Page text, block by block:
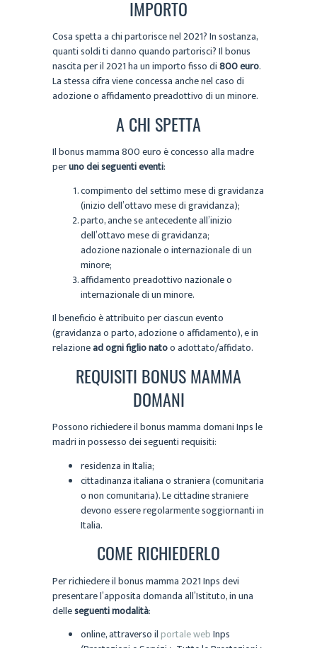
IMPORTO
Cosa spetta a chi partorisce nel 2021? In sostanza,
quanti soldi ti danno quando partorisci? Il bonus
nascita per il 2021 ha un importo fisso di800 euro.
La stessa cifra viene concessa anche nel caso di
adozione o affidamento preadottivo di un minore.
A CHI SPETTA
Il bonus mamma 800 euro è concesso alla madre
peruno dei seguenti eventi:
compimento del settimo mese di gravidanza
(inizio dell’ottavo mese di gravidanza);
parto, anche se antecedente all’inizio
dell’ottavo mese di gravidanza;
adozione nazionale o internazionale di un
minore;
affidamento preadottivo nazionale o
internazionale di un minore.
Il beneficio è attribuito per ciascun evento
(gravidanza o parto, adozione o affidamento), e in
relazionead ogni figlio natoo adottato/affidato.
REQUISITI BONUS MAMMA
DOMANI
Possono richiedere il bonus mamma domani Inps le
madri in possesso dei seguenti requisiti:
residenza in Italia;
cittadinanza italiana o straniera (comunitaria
o non comunitaria). Le cittadine straniere
devono essere regolarmente soggiornanti in
Italia.
COME RICHIEDERLO
Per richiedere il bonus mamma 2021 Inps devi
presentare l’apposita domanda all’Istituto, in una
delleseguenti modalità:
online, attraverso ilportale webInps